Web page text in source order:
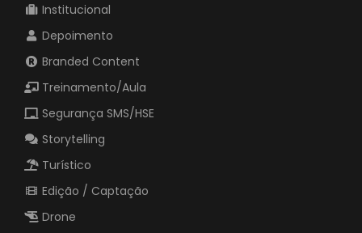
Institucional
Depoimento
Branded Content
Treinamento/Aula
Segurança SMS/HSE
Storytelling
Turístico
Edição / Captação
Drone